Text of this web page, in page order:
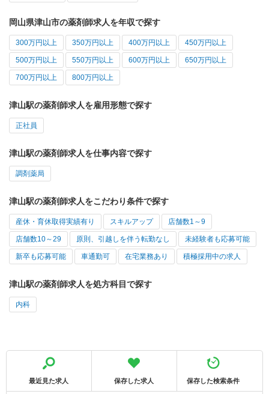
岡山県津山市の薬剤師求人を年収で探す
300万円以上 350万円以上 400万円以上 450万円以上
500万円以上 550万円以上 600万円以上 650万円以上
700万円以上 800万円以上
津山駅の薬剤師求人を雇用形態で探す
正社員
津山駅の薬剤師求人を仕事内容で探す
調剤薬局
津山駅の薬剤師求人をこだわり条件で探す
産休・育休取得実績有り スキルアップ 店舗数1～9
店舗数10～29 原則、引越しを伴う転勤なし 未経験者も応募可能
新卒も応募可能 車通勤可 在宅業務あり 積極採用中の求人
津山駅の薬剤師求人を処方科目で探す
内科
最近見た求人 保存した求人 保存した検索条件